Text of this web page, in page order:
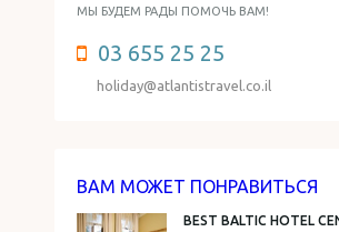
МЫ БУДЕМ РАДЫ ПОМОЧЬ ВАМ!
03 655 25 25
holiday@atlantistravel.co.il
ВАМ МОЖЕТ ПОНРАВИТЬСЯ
BEST BALTIC HOTEL